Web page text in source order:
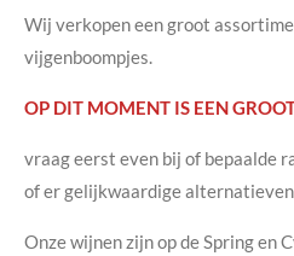
Wij verkopen een groot
vijgenboompjes.
OP DIT MOMENT IS EEN
vraag eerst even bij of bepaalde
of er gelijkwaardige
Onze wijnen zijn op de Spring en